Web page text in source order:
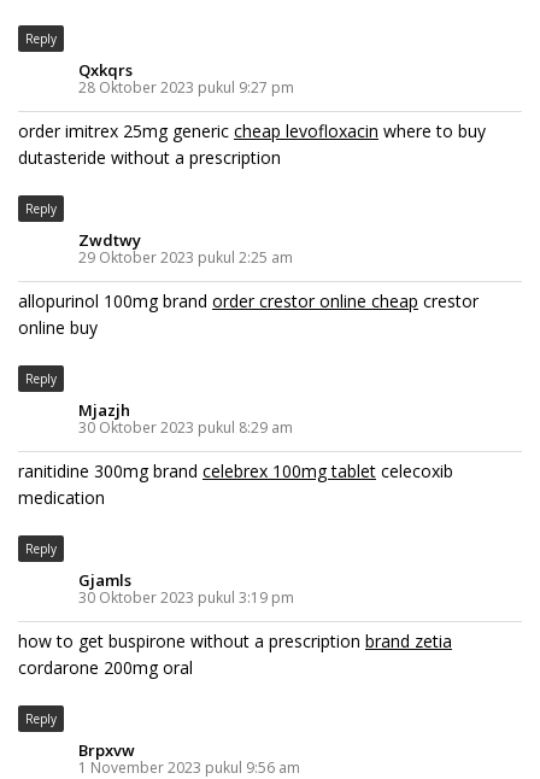
Reply
Qxkqrs
28 Oktober 2023 pukul 9:27 pm
order imitrex 25mg generic cheap levofloxacin where to buy
dutasteride without a prescription
Reply
Zwdtwy
29 Oktober 2023 pukul 2:25 am
allopurinol 100mg brand order crestor online cheap crestor
online buy
Reply
Mjazjh
30 Oktober 2023 pukul 8:29 am
ranitidine 300mg brand celebrex 100mg tablet celecoxib
medication
Reply
Gjamls
30 Oktober 2023 pukul 3:19 pm
how to get buspirone without a prescription brand zetia
cordarone 200mg oral
Reply
Brpxvw
1 November 2023 pukul 9:56 am